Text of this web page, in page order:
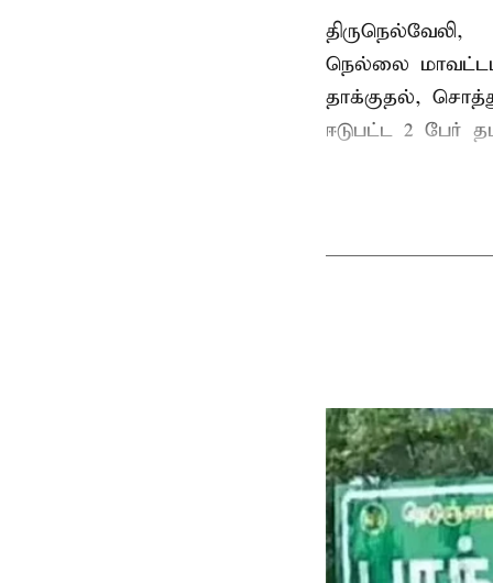
திருநெல்வேலி,
நெல்லை
தாக்குதல்,
ஈடுபட்ட 2 பேர்